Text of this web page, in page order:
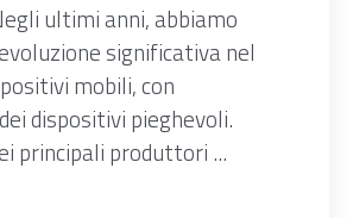
ultimi anni, abbiamo
significativa nel
mobili, con
dispositivi pieghevoli.
principali produttori ...